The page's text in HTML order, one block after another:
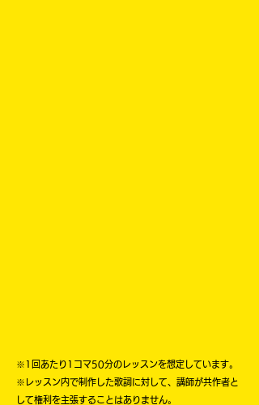
※1回あたり1コマ50分のレッスンを想定しています。
※レッスン内で制作した歌詞に対して、講師が共作者と
して権利を主張することはありません。